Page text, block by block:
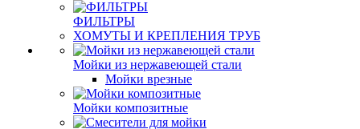
ФИЛЬТРЫ
ХОМУТЫ И КРЕПЛЕНИЯ ТРУБ
Мойки из нержавеющей стали
Мойки врезные
Мойки композитные